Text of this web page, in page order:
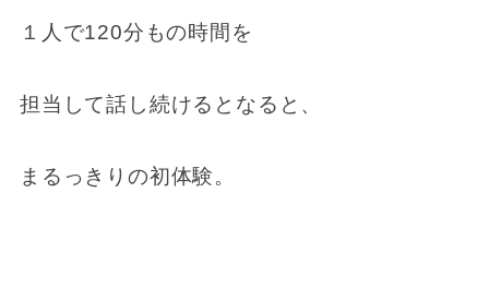
１人で120分もの時間を
担当して話し続けるとなると、
まるっきりの初体験。